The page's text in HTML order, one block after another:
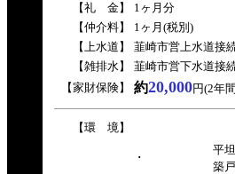
【礼 金】
1ヶ月分
【仲介料】
1ヶ月 (税別)
【上水道】
韮崎市営上水道接
【雑排水】
韮崎市営下水道接
【家財保険】
約20,000円(2年
【環 境】
･
平
築